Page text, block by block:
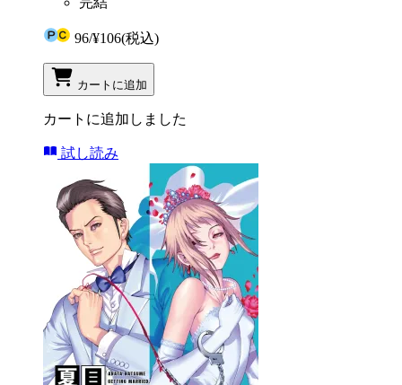
96/¥106(税込)
カートに追加
カートに追加しました
試し読み